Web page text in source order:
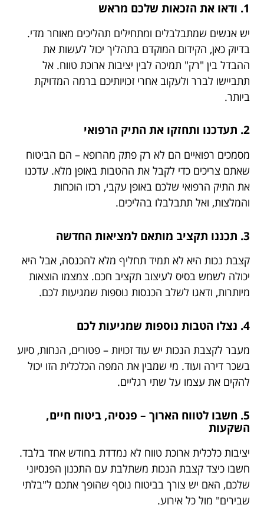
1. ודאו את הזכאות שלכם מראש
יש אנשים שמתבלבלים ומתחילים תהליכים מאוחר מדי.
בדיוק כאן, הקידום המוקדם בתהליך יכול לעשות את
ההבדל בין "רק" תמיכה לבין יציבות ארוכת טווח. אל
תתביישו לברר ולעקוב אחרי זכויותיכם ברמה המדויקת
ביותר.
2. תעדכנו ותחזקו את התיק הרפואי
מסמכים רפואיים הם לא רק פתק מהרופא – הם הביטוח
שאתם צריכים כדי לקבל את ההטבות באופן מלא. עדכנו
את התיק הרפואי שלכם באופן עקבי, רכזו הוכחות
והמלצות, ואל תתבלבלו בהליכים.
3. תכננו תקציב מותאם למציאות החדשה
קצבת נכות היא לא תמיד תחליף מלא להכנסה, אבל היא
יכולה לשמש בסיס לעיצוב תקציב חכם. צמצמו הוצאות
מיותרות, ודאגו לשלב הכנסות נוספות שמגיעות לכם.
4. נצלו הטבות נוספות שמגיעות לכם
מעבר לקצבת הנכות יש עוד זכויות – פטורים, הנחות, סיוע
בשכר דירה ועוד. מי שמבין את המפה הכלכלית הזו יכול
להקים את עצמו על שתי רגליים.
5. חשבו לטווח הארוך – פנסיה, ביטוח חיים,
השקעות
יציבות כלכלית ארוכת טווח לא נמדדת בחודש אחד בלבד.
חשבו כיצד קצבת הנכות משתלבת עם התכנון הפנסיוני
שלכם, האם יש צורך בביטוח נוסף שהופך אתכם ל"בלתי
שבירים" מול כל אירוע.